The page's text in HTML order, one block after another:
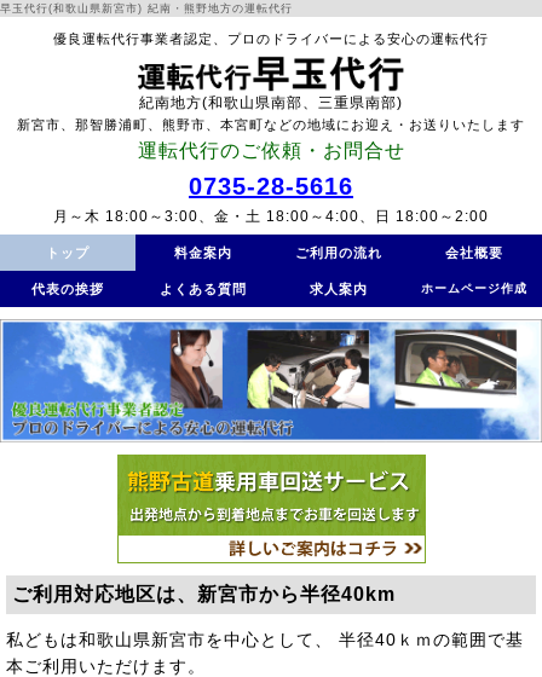
早玉代行(和歌山県新宮市) 紀南・熊野地方の運転代行
優良運転代行事業者認定、プロのドライバーによる安心の運転代行
紀南地方(和歌山県南部、三重県南部)
新宮市、那智勝浦町、熊野市、本宮町などの地域にお迎え・お送りいたします
運転代行のご依頼・お問合せ
0735-28-5616
月～木 18:00～3:00、金・土 18:00～4:00、日 18:00～2:00
トップ 料金案内 ご利用の流れ 会社概要
代表の挨拶 よくある質問 求人案内 ホームページ作成
ご利用対応地区は、新宮市から半径40km
私どもは和歌山県新宮市を中心として、 半径40ｋｍの範囲で基
本ご利用いただけます。